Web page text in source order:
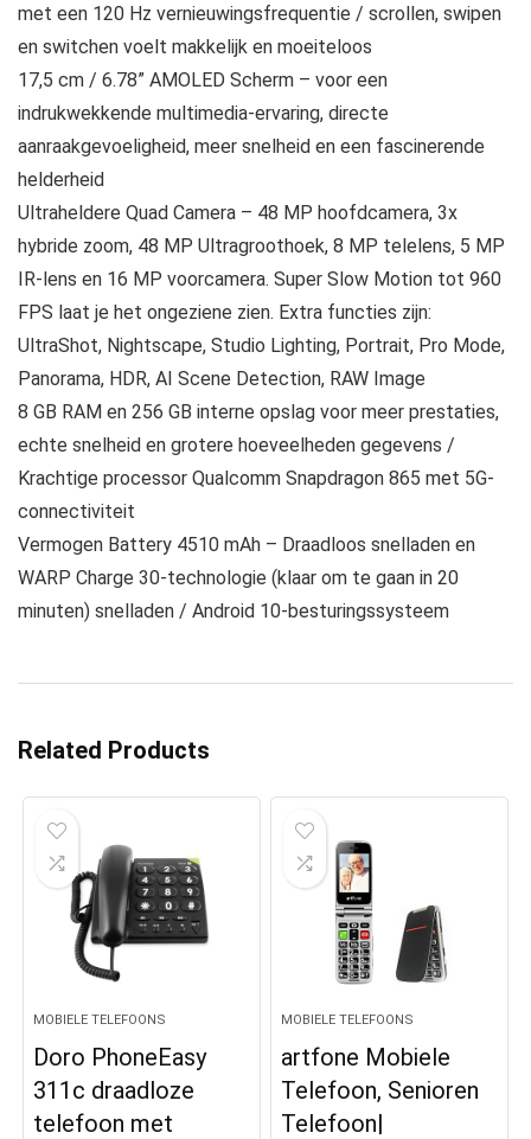
met een 120 Hz vernieuwingsfrequentie / scrollen, swipen
en switchen voelt makkelijk en moeiteloos
17,5 cm / 6.78” AMOLED Scherm – voor een
indrukwekkende multimedia-ervaring, directe
aanraakgevoeligheid, meer snelheid en een fascinerende
helderheid
Ultraheldere Quad Camera – 48 MP hoofdcamera, 3x
hybride zoom, 48 MP Ultragroothoek, 8 MP telelens, 5 MP
IR-lens en 16 MP voorcamera. Super Slow Motion tot 960
FPS laat je het ongeziene zien. Extra functies zijn:
UltraShot, Nightscape, Studio Lighting, Portrait, Pro Mode,
Panorama, HDR, AI Scene Detection, RAW Image
8 GB RAM en 256 GB interne opslag voor meer prestaties,
echte snelheid en grotere hoeveelheden gegevens /
Krachtige processor Qualcomm Snapdragon 865 met 5G-
connectiviteit
Vermogen Battery 4510 mAh – Draadloos snelladen en
WARP Charge 30-technologie (klaar om te gaan in 20
minuten) snelladen / Android 10-besturingssysteem
Related Products
MOBIELE TELEFOONS
Doro PhoneEasy
311c draadloze
telefoon met
MOBIELE TELEFOONS
artfone Mobiele
Telefoon, Senioren
Telefoon|